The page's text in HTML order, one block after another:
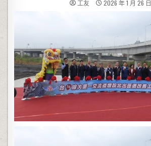
工友 2026 年 1 月 26 日